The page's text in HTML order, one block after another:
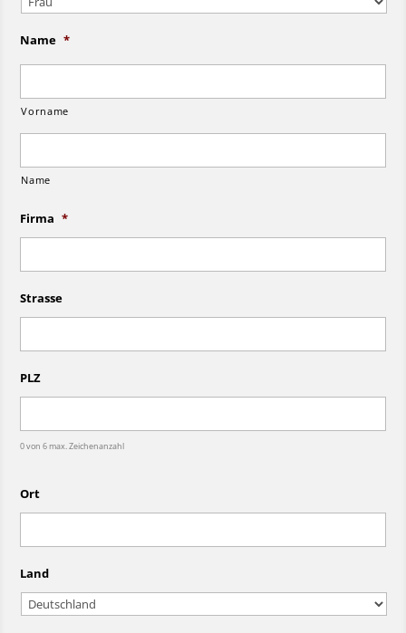
Name *
Vorname
Name
Firma *
Strasse
PLZ
0 von 6 max. Zeichenanzahl
Ort
Land